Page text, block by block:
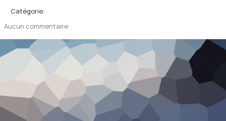
Catégorie:
Aucun commentaire